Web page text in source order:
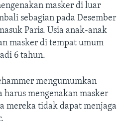
masker di luar
sebagian pada Desember
Paris. Usia anak-anak
masker di tempat umum
6 tahun.
mengumumkan
harus mengenakan masker
mereka tidak dapat menjaga